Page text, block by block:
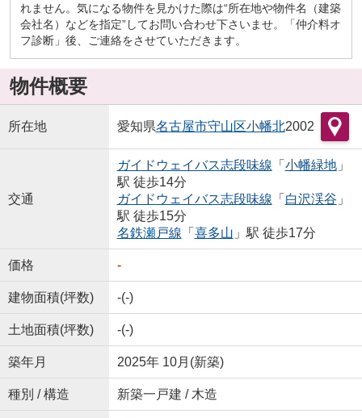
れません。気になる物件を見かけた際は“所在地や物件名（建築
会社名）などを指定”してお問い合わせ下さいませ。「仲介料オ
フ診断」後、ご連絡をさせていただきます。
物件概要
所在地 愛知県名古屋市守山区小幡北2002
交通
ガイドウェイバス志段味線 「 小幡緑地」
駅 徒歩14分
ガイドウェイバス志段味線 「 白沢渓谷 」
駅 徒歩15分
名鉄瀬戸線 「 喜多山 」駅 徒歩17分
価格 -
建物面積(坪数) -(-)
土地面積(坪数) -(-)
築年月 2025年 10月(新築)
種別 / 構造 新築一戸建 / 木造